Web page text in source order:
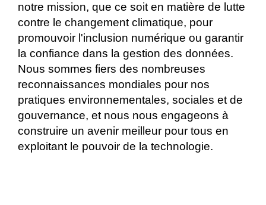
notre mission, que ce soit en matière de lutte
contre le changement climatique, pour
promouvoir l'inclusion numérique ou garantir
la confiance dans la gestion des données.
Nous sommes fiers des nombreuses
reconnaissances mondiales pour nos
pratiques environnementales, sociales et de
gouvernance, et nous nous engageons à
construire un avenir meilleur pour tous en
exploitant le pouvoir de la technologie.